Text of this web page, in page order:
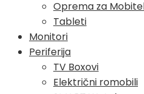
Oprema za
Tableti
Monitori
Periferija
TV Boxovi
Električni romobili